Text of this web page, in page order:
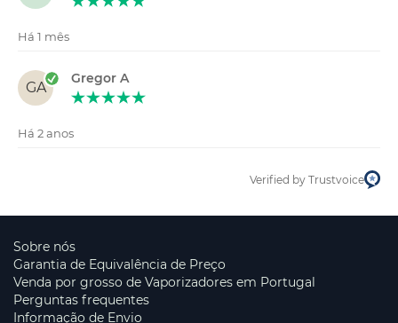
Há 1 mês
GA
Gregor A
Há 2 anos
Verified by Trustvoice
Sobre nós
Garantia de Equivalência de Preço
Venda por grosso de Vaporizadores em Portugal
Perguntas frequentes
Informação de Envio